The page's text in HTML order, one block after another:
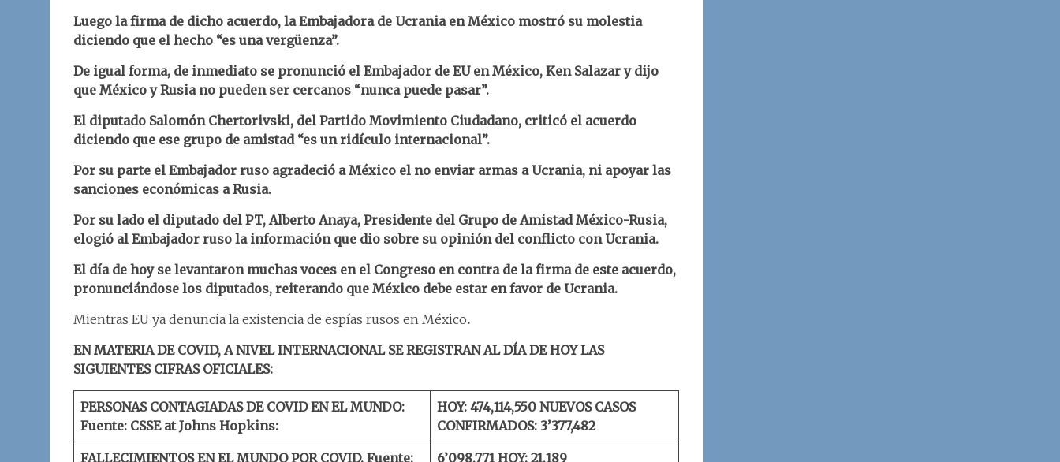
Luego la firma de dicho acuerdo, la Embajadora de Ucrania en México mostró su molestia
diciendo que el hecho “es una vergüenza”.
De igual forma, de inmediato se pronunció el Embajador de EU en México, Ken Salazar y dijo
que México y Rusia no pueden ser cercanos “nunca puede pasar”.
El diputado Salomón Chertorivski, del Partido Movimiento Ciudadano, criticó el acuerdo
diciendo que ese grupo de amistad “es un ridículo internacional”.
Por su parte el Embajador ruso agradeció a México el no enviar armas a Ucrania, ni apoyar las
sanciones económicas a Rusia.
Por su lado el diputado del PT, Alberto Anaya, Presidente del Grupo de Amistad México-Rusia,
elogió al Embajador ruso la información que dio sobre su opinión del conflicto con Ucrania.
El día de hoy se levantaron muchas voces en el Congreso en contra de la firma de este acuerdo,
pronunciándose los diputados, reiterando que México debe estar en favor de Ucrania.
Mientras EU ya denuncia la existencia de espías rusos en México.
EN MATERIA DE COVID, A NIVEL INTERNACIONAL SE REGISTRAN AL DÍA DE HOY LAS
SIGUIENTES CIFRAS OFICIALES:
PERSONAS CONTAGIADAS DE COVID EN EL MUNDO:
Fuente: CSSE at Johns Hopkins:
HOY: 474,114,550 NUEVOS CASOS
CONFIRMADOS: 3’377,482
FALLECIMIENTOS EN EL MUNDO POR COVID. Fuente:
6’098,771 HOY: 21,189